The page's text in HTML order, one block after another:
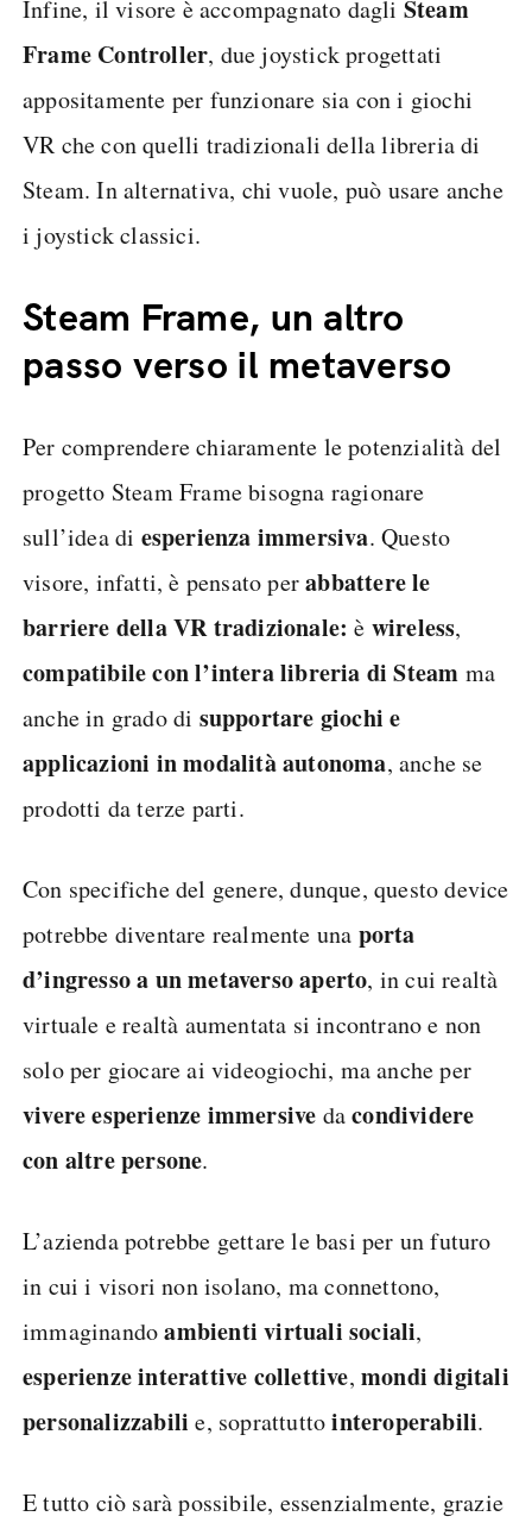
Infine, il visore è accompagnato dagli Steam
Frame Controller, due joystick progettati
appositamente per funzionare sia con i giochi
VR che con quelli tradizionali della libreria di
Steam. In alternativa, chi vuole, può usare anche
i joystick classici.
Steam Frame, un altro
passo verso il metaverso
Per comprendere chiaramente le potenzialità del
progetto Steam Frame bisogna ragionare
sull’idea di esperienza immersiva. Questo
visore, infatti, è pensato perabbattere le
barriere della VR tradizionale:è wireless,
compatibile con l’intera libreria di Steam ma
anche in grado di supportare giochi e
applicazioni in modalità autonoma, anche se
prodotti da terze parti.
Con specifiche del genere, dunque, questo device
potrebbe diventare realmente una porta
d’ingresso a un metaverso aperto, in cui realtà
virtuale e realtà aumentata si incontrano e non
solo per giocare ai videogiochi, ma anche per
vivere esperienze immersive dacondividere
con altre persone.
L’azienda potrebbe gettare le basi per un futuro
in cui i visori non isolano, ma connettono,
immaginandoambienti virtuali sociali,
esperienze interattive collettive,mondi digitali
personalizzabili e, soprattuttointeroperabili.
E tutto ciò sarà possibile, essenzialmente, grazie